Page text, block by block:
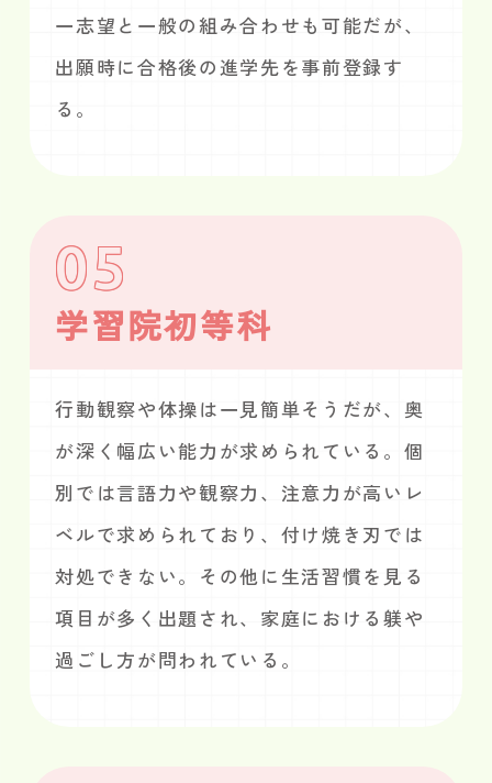
一志望と一般の組み合わせも可能だが、
出願時に合格後の進学先を事前登録す
る。
05
学習院初等科
行動観察や体操は一見簡単そうだが、奥
が深く幅広い能力が求められている。個
別では言語力や観察力、注意力が高いレ
ベルで求められており、付け焼き刃では
対処できない。その他に生活習慣を見る
項目が多く出題され、家庭における躾や
過ごし方が問われている。